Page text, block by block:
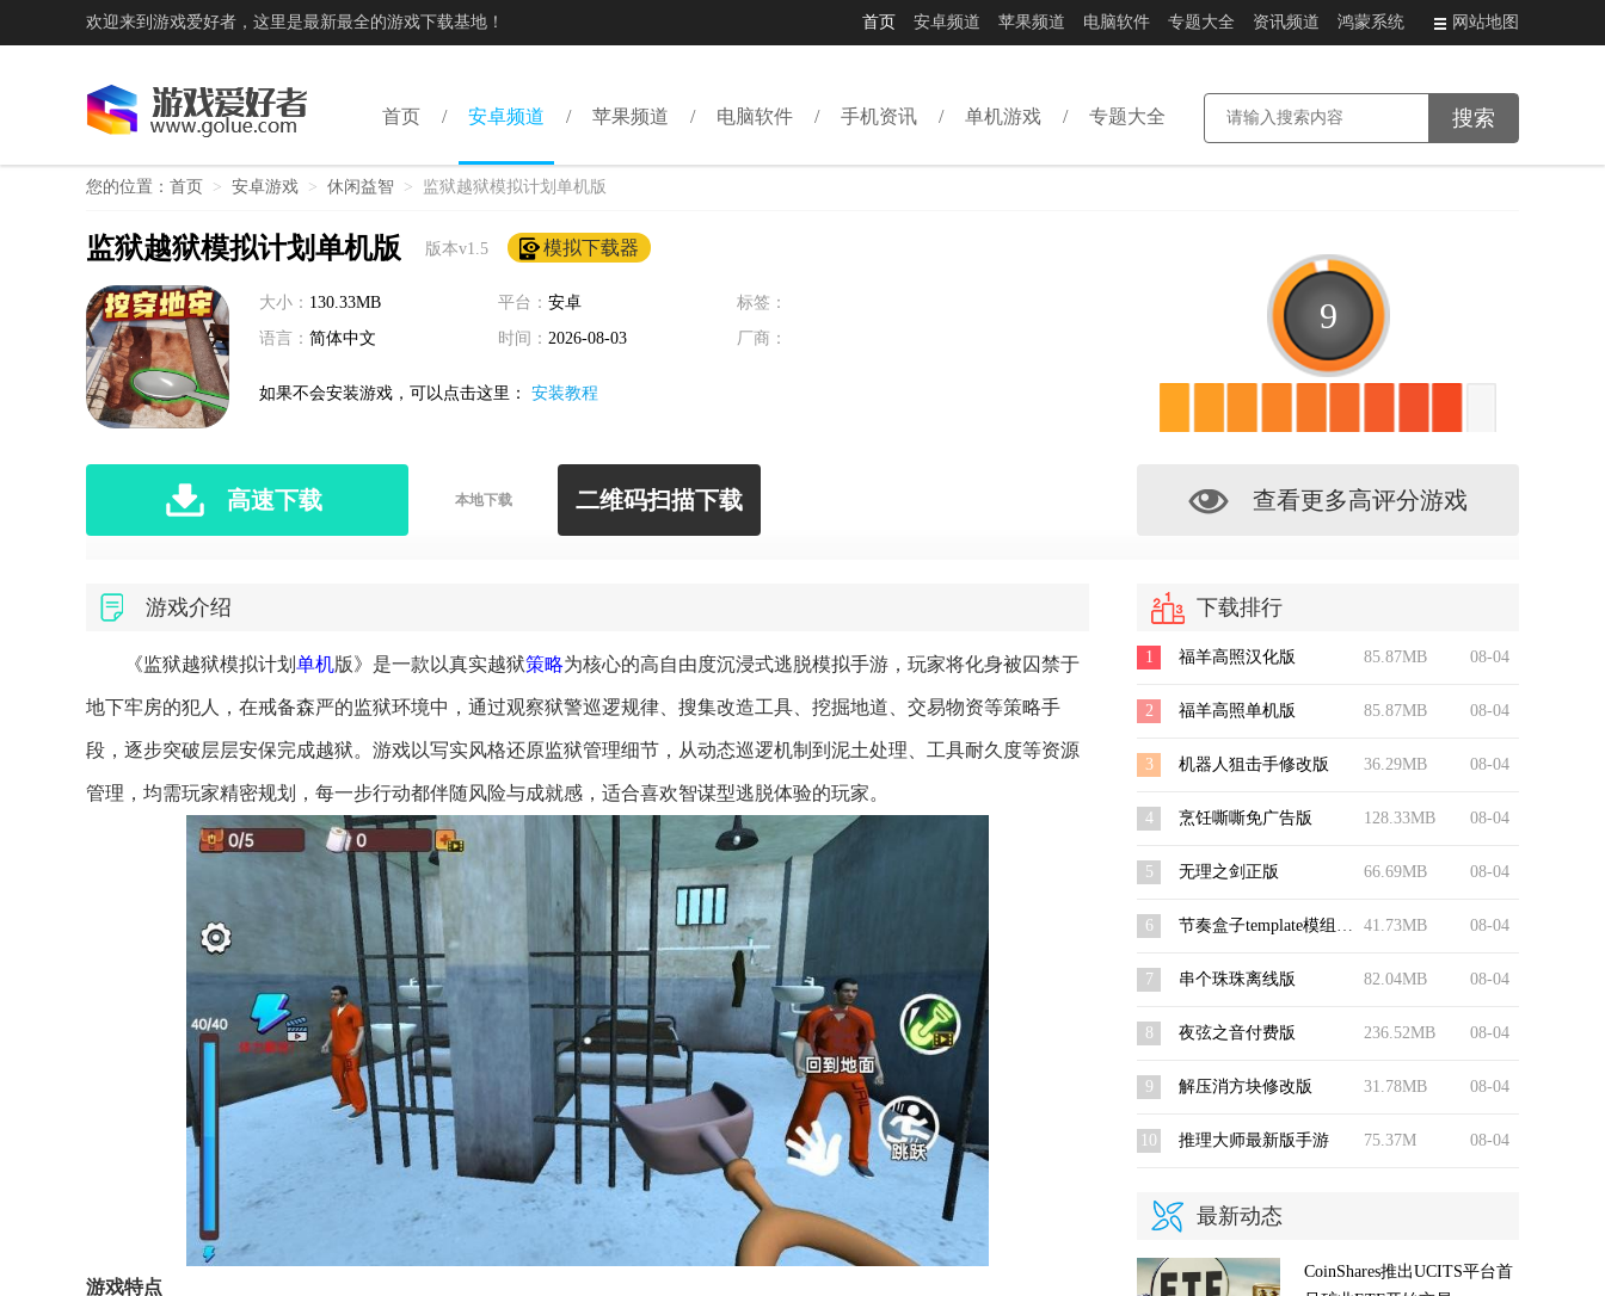
欢迎来到游戏爱好者，这里是最新最全的游戏下载基地！ 首页 安卓频道 苹果频道 电脑软件 专题大全 资讯频道 鸿蒙系统 网站地图
首页 安卓频道 苹果频道 电脑软件 手机资讯 单机游戏 专题大全
您的位置： 首页 > 安卓游戏 > 休闲益智 > 监狱越狱模拟计划单机版
监狱越狱模拟计划单机版 版本v1.5 模拟下载器
大小： 130.33MB 平台： 安卓
标签：
语言： 简体中文 时间： 2026-08-03 厂商：
如果不会安装游戏，可以点击这里： 安装教程
高速下载 本地下载 二维码扫描下载
9
查看更多高评分游戏
游戏介绍
《监狱越狱模拟计划 单机版》是一款以真实越狱策略为核心的高自由度沉浸式逃脱模拟手游，玩家将化身被囚禁于
地下牢房的犯人，在戒备森严的监狱环境中，通过观察狱警巡逻规律、搜集改造工具、挖掘地道、交易物资等策略手
段，逐步突破层层安保完成越狱。游戏以写实风格还原监狱管理细节，从动态巡逻机制到泥土处理、工具耐久度等资源
管理，均需玩家精密规划，每一步行动都伴随风险与成就感，适合喜欢智谋型逃脱体验的玩家。
游戏特点
下载排行
08-04
85.87MB
1 福羊高照汉化版
08-04
85.87MB
2 福羊高照单机版
08-04
36.29MB
3 机器人狙击手修改版
08-04
128.33MB
4 烹饪嘶嘶免广告版
08-04
66.69MB
5 无理之剑正版
08-04
41.73MB
6 节奏盒子template模组精简版
08-04
82.04MB
7 串个珠珠离线版
08-04
236.52MB
8 夜弦之音付费版
08-04
31.78MB
9 解压消方块修改版
08-04
75.37M
10 推理大师最新版手游
最新动态
CoinShares推出UCITS平台首